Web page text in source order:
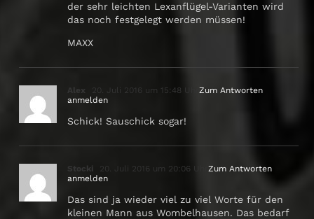
der sehr leichten Lexanflügel-Varianten wird
das noch festgelegt werden müssen!
MAXX
Alex 20. Juli 2016 um 15:48 UhrZum Antworten
anmelden
Schick! Sauschick sogar!
Stocki 20. Juli 2016 um 20:06 UhrZum Antworten
anmelden
Das sind ja wieder viel zu viel Worte für den
kleinen Mann aus Wombelhausen. Das bedarf